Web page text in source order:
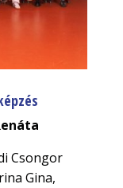
Csongor
Gina,